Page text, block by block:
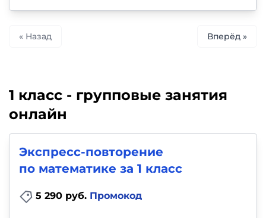
« Назад Вперёд »
1 класс - групповые занятия
онлайн
Экспресс-повторение
по математике за 1 класс
5 290 руб. Промокод